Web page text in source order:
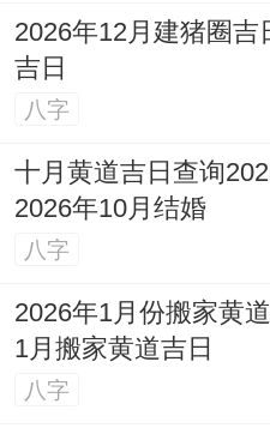
已大大减弱，但气场
考，假如极度在意传
他月份...
若因形形色色原因必
么通过精心选择其中
全准备、同样行顺利
五、怎样依据自身情
找到黄历上标注的吉
2026年12月建猪圈吉
吉日
八字
十月黄道吉日查询
2026年10月结婚
八字
2026年1月份搬家黄
1月搬家黄道吉日
八字